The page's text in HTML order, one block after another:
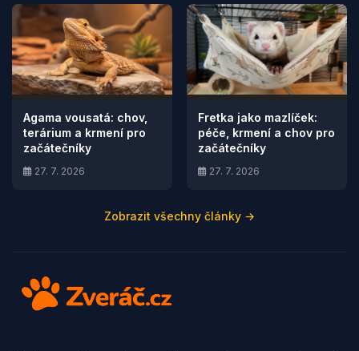
Agama vousatá: chov,
terárium a krmení pro
začátečníky
27. 7. 2026
Fretka jako mazlíček:
péče, krmení a chov pro
začátečníky
27. 7. 2026
Zobrazit všechny články →